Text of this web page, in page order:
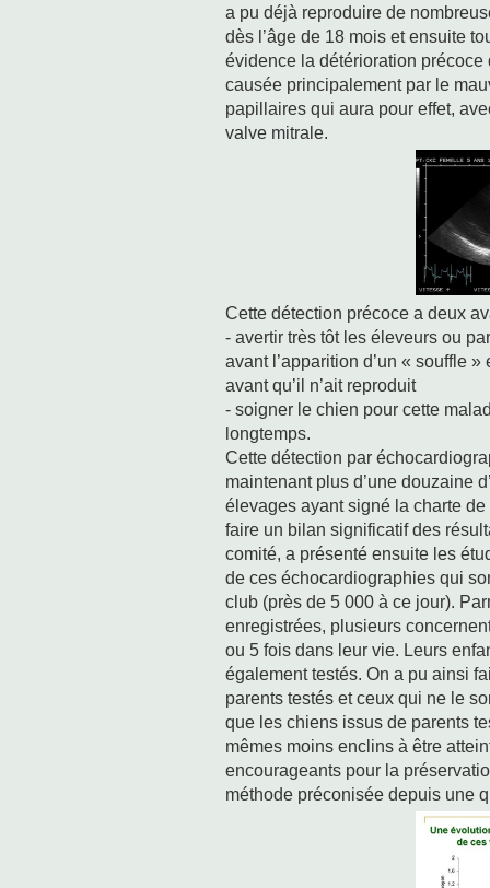
a pu déjà reproduire de
dès l’âge de 18 mois et ensuite
évidence la détérioration
causée principalement par le
papillaires qui aura pour effet,
valve mitrale.
Cette détection précoce a deux
- avertir très tôt les éleveurs ou
avant l’apparition d’un « souffle
avant qu’il n’ait reproduit
- soigner le chien pour cette
longtemps.
Cette détection par
maintenant plus d’une douzaine
élevages ayant signé la charte
faire un bilan significatif des
comité, a présenté ensuite les
de ces échocardiographies qui
club (près de 5 000 à ce jour).
enregistrées, plusieurs
ou 5 fois dans leur vie. Leurs
également testés. On a pu ainsi
parents testés et ceux qui ne le
que les chiens issus de parents
mêmes moins enclins à être
encourageants pour la
méthode préconisée depuis une